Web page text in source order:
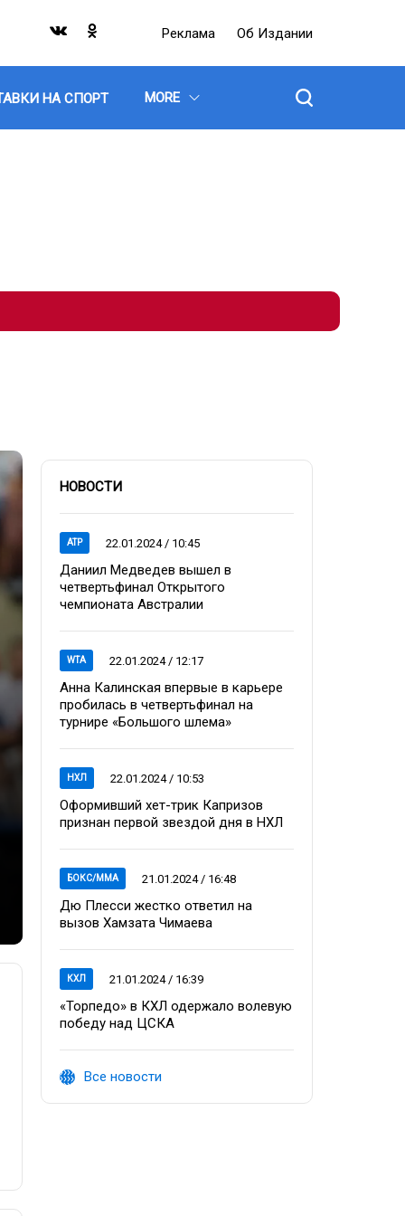
Реклама Об Издании
НА СПОРТ MORE
НОВОСТИ
ATP 22.01.2024 / 10:45
Даниил Медведев вышел в
четвертьфинал Открытого
чемпионата Австралии
WTA 22.01.2024 / 12:17
Анна Калинская впервые в карьере
пробилась в четвертьфинал на
турнире «Большого шлема»
НХЛ 22.01.2024 / 10:53
Оформивший хет-трик Капризов
признан первой звездой дня в НХЛ
БОКС/ММА 21.01.2024 / 16:48
Дю Плесси жестко ответил на
вызов Хамзата Чимаева
КХЛ 21.01.2024 / 16:39
«Торпедо» в КХЛ одержало волевую
победу над ЦСКА
Все новости